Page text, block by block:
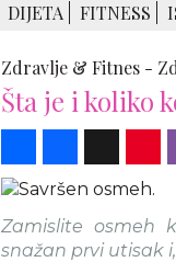
DIJETA
FITNESS
Zdravlje & Fitnes -
Šta je i koliko
Zamislite osmeh
snažan prvi utisak